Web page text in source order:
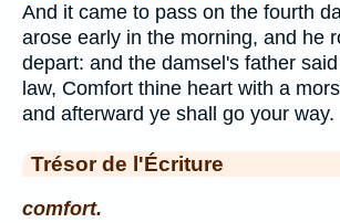
And it came to pass on the fourth
arose early in the morning, and he
depart: and the damsel's father
law, Comfort thine heart with a
and afterward ye shall go your way.
Trésor de l'Écriture
comfort.